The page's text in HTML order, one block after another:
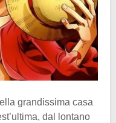
grandissima casa
dal lontano